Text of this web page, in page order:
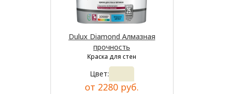
Dulux Diamond Алмазная
прочность
Краска для стен
Цвет:
от 2280 руб.